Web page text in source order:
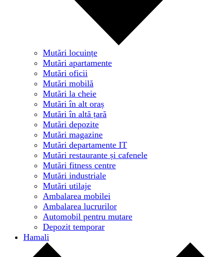
Mutări locuințe
Mutări apartamente
Mutări oficii
Mutări mobilă
Mutări la cheie
Mutări în alt oraș
Mutări în altă țară
Mutări depozite
Mutări magazine
Mutări departamente IT
Mutări restaurante și cafenele
Mutări fitness centre
Mutări industriale
Mutări utilaje
Ambalarea mobilei
Ambalarea lucrurilor
Automobil pentru mutare
Depozit temporar
Hamali